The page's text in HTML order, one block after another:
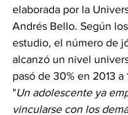
elaborada por la
Andrés Bello. Según
estudio, el número de
alcanzó un nivel
pasó de 30% en 2013 a
"Un adolescente ya
vincularse con los